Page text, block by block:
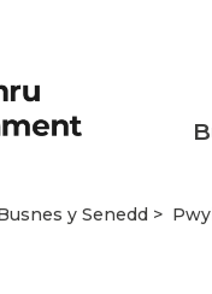
y Senedd